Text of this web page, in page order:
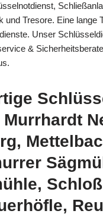
und Tresore. Eine lange
Unser
&
Murrhardt